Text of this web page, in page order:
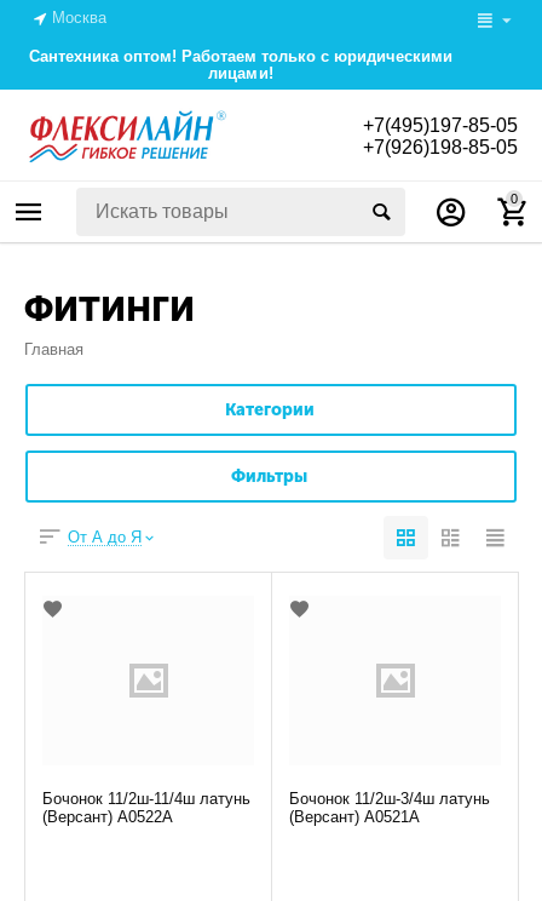
Москва
Сантехника оптом! Работаем только с юридическими
лицами!
+7(495)197-85-05
+7(926)198-85-05
0
ФИТИНГИ
Главная
Категории
Фильтры
От А до Я
Бочонок 11/2ш-11/4ш латунь
(Версант) А0522А
Бочонок 11/2ш-3/4ш латунь
(Версант) А0521А